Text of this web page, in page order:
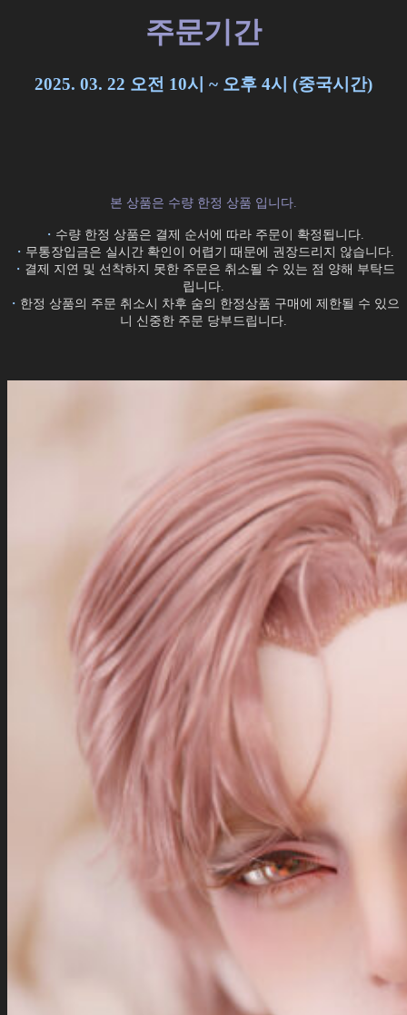
주문기간
2025. 03. 22 오전 10시 ~ 오후 4시 (중국시간)
본 상품은 수량 한정 상품 입니다.
・ 수량 한정 상품은 결제 순서에 따라 주문이 확정됩니다.
・ 무통장입금은 실시간 확인이 어렵기 때문에 권장드리지 않습니다.
・ 결제 지연 및 선착하지 못한 주문은 취소될 수 있는 점 양해 부탁드
립니다.
・ 한정 상품의 주문 취소시 차후 숨의 한정상품 구매에 제한될 수 있으
니 신중한 주문 당부드립니다.